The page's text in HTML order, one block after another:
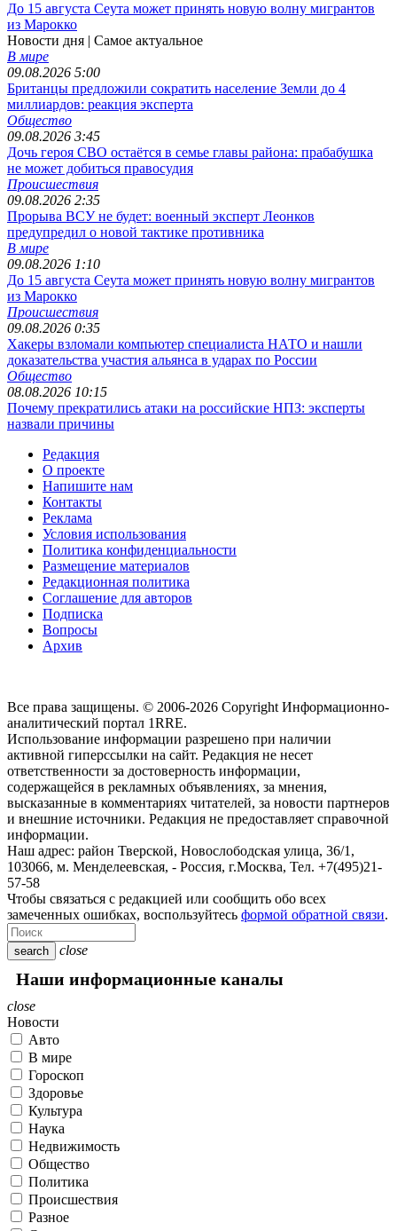
До 15 августа Сеута может принять новую волну мигрантов
из Марокко
Новости дня | Самое актуальное
В мире
09.08.2026 5:00
Британцы предложили сократить население Земли до 4
миллиардов: реакция эксперта
Общество
09.08.2026 3:45
Дочь героя СВО остаётся в семье главы района: прабабушка
не может добиться правосудия
Происшествия
09.08.2026 2:35
Прорыва ВСУ не будет: военный эксперт Леонков
предупредил о новой тактике противника
В мире
09.08.2026 1:10
До 15 августа Сеута может принять новую волну мигрантов
из Марокко
Происшествия
09.08.2026 0:35
Хакеры взломали компьютер специалиста НАТО и нашли
доказательства участия альянса в ударах по России
Общество
08.08.2026 10:15
Почему прекратились атаки на российские НПЗ: эксперты
назвали причины
Редакция
О проекте
Напишите нам
Контакты
Реклама
Условия использования
Политика конфиденциальности
Размещение материалов
Редакционная политика
Соглашение для авторов
Подписка
Вопросы
Архив
Все права защищены. © 2006-2026 Copyright Информационно-
аналитический портал 1RRE.
Использование информации разрешено при наличии
активной гиперссылки на сайт. Редакция не несет
ответственности за достоверность информации,
содержащейся в рекламных объявлениях, за мнения,
высказанные в комментариях читателей, за новости партнеров
и внешние источники. Редакция не предоставляет справочной
информации.
Наш адрес: район Тверской, Новослободская улица, 36/1 ,
103066, м. Менделеевская, - Россия, г.Москва, Тел. +7(495)21-
57-58
Чтобы связаться с редакцией или сообщить обо всех
замеченных ошибках, воспользуйтесь формой обратной связи.
search close
Наши информационные каналы
close
Новости
Авто
В мире
Гороскоп
Здоровье
Культура
Наука
Недвижимость
Общество
Политика
Происшествия
Разное